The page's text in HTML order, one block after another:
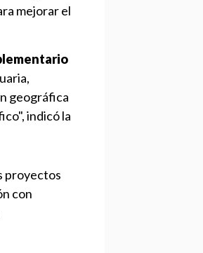
mejorar el
geográfica
indicó la
proyectos
con